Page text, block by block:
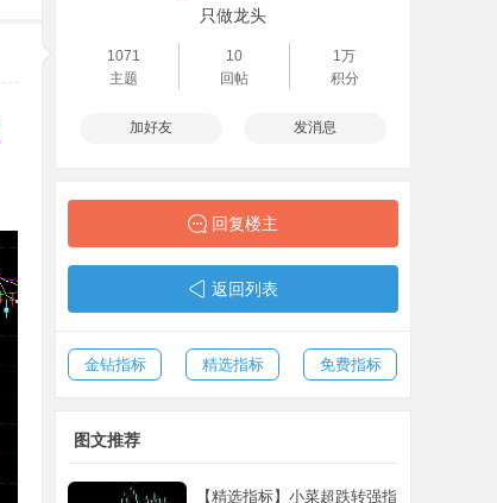
只做龙头
1071
主题
10
回帖
1万
积分
加好友 发消息
回复楼主
返回列表
金钻指标 精选指标 免费指标
图文推荐
【精选指标】小菜超跌转强指